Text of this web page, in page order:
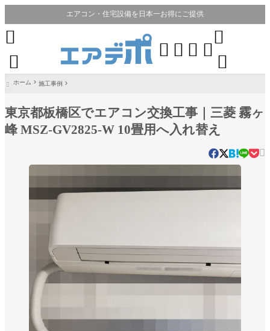
エアコン・住宅設備を日本一お得にご提供
   




 ホーム 施工事例
東京都板橋区でエアコン交換工事｜三菱 霧ヶ
峰 MSZ-GV2825-W 10畳用へ入れ替え
